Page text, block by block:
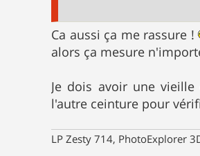
Ca aussi ça me rassure !
alors ça mesure
Je dois avoir une
l'autre ceinture pour
LP Zesty 714, PhotoExplorer